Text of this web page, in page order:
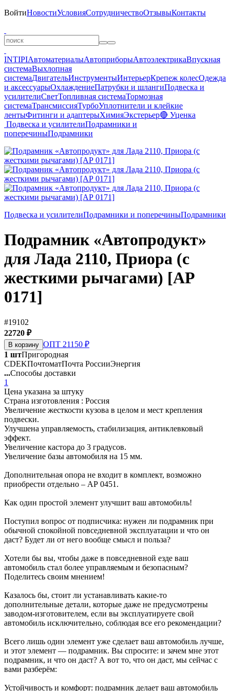
ВойтиНовостиУсловияСотрудничествоОтзывыКонтакты
INTIPIАвтоматериалыАвтоприборыАвтоэлектрикаВпускная
системаВыхлопная
системаДвигательИнструментыИнтерьерКрепеж колесОдежда
и аксессуарыОхлаждениеПатрубки и шлангиПодвеска и
усилителиСветТопливная системаТормозная
системаТрансмиссияТурбоУплотнители и клейкие
лентыФитинги и адаптерыХимияЭкстерьер🔴 Уценка
Подвеска и усилителиПодрамники и
поперечиныПодрамники
Подвеска и усилителиПодрамники и поперечиныПодрамники
Подрамник «Автопродукт»
для Лада 2110, Приора (с
жесткими рычагами) [АР
0171]
#19102
22720 ₽
В корзину ОПТ 21150 ₽
1 штПригородная
CDEKПочтоматПочта РоссииЭнергия
...Способы доставки
1
Цена указана за штуку
Страна изготовления : Россия
Увеличение жесткости кузова в целом и мест крепления
подвески.
Улучшена управляемость, стабилизация, антиклевковый
эффект.
Увеличение кастора до 3 градусов.
Увеличение базы автомобиля на 15 мм.
Дополнительная опора не входит в комплект, возможно
приобрести отдельно – АР 0451.
Как один простой элемент улучшит ваш автомобиль!
Поступил вопрос от подписчика: нужен ли подрамник при
обычной спокойной повседневной эксплуатации и что он
даст? Будет ли от него вообще смысл и польза?
Хотели бы вы, чтобы даже в повседневной езде ваш
автомобиль стал более управляемым и безопасным?
Поделитесь своим мнением!
Казалось бы, стоит ли устанавливать какие-то
дополнительные детали, которые даже не предусмотрены
заводом-изготовителем, если вы эксплуатируете свой
автомобиль исключительно, соблюдая все его рекомендации?
Всего лишь один элемент уже сделает ваш автомобиль лучше,
и этот элемент — подрамник. Вы спросите: и зачем мне этот
подрамник, и что он даст? А вот то, что он даст, мы сейчас с
вами разберём:
Устойчивость и комфорт: подрамник делает ваш автомобиль